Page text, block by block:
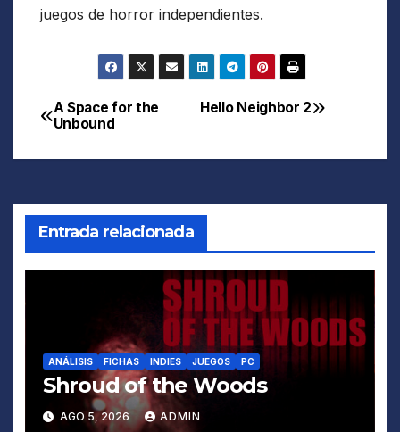
juegos de horror independientes.
Navegación
de
Hello Neighbor 2
A Space for the
Unbound
Entrada relacionada
ANÁLISIS FICHAS INDIES JUEGOS PC
Shroud of the Woods
AGO 5, 2026 ADMIN